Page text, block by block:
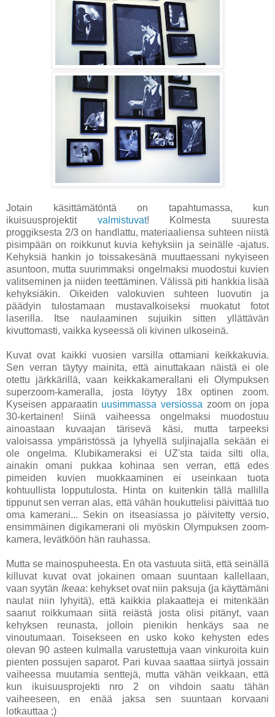
Jotain käsittämätöntä on tapahtumassa, kun
ikuisuusprojektit valmistuvat! Kolmesta suuresta
proggiksesta 2/3 on handlattu, materiaaliensa suhteen niistä
pisimpään on roikkunut kuvia kehyksiin ja seinälle -ajatus.
Kehyksiä hankin jo toissakesänä muuttaessani nykyiseen
asuntoon, mutta suurimmaksi ongelmaksi muodostui kuvien
valitseminen ja niiden teettäminen. Välissä piti hankkia lisää
kehyksiäkin. Oikeiden valokuvien suhteen luovutin ja
päädyin tulostamaan mustavalkoiseksi muokatut fotot
laserilla. Itse naulaaminen sujuikin sitten yllättävän
kivuttomasti, vaikka kyseessä oli kivinen ulkoseinä.
Kuvat ovat kaikki vuosien varsilla ottamiani keikkakuvia.
Sen verran täytyy mainita, että ainuttakaan näistä ei ole
otettu järkkärillä, vaan keikkakamerallani eli Olympuksen
superzoom-kameralla, josta löytyy 18x optinen zoom.
Kyseisen apparaatin uusimmassa versiossa zoom on jopa
30-kertainen! Siinä vaiheessa ongelmaksi muodostuu
ainoastaan kuvaajan tärisevä käsi, mutta tarpeeksi
valoisassa ympäristössä ja lyhyellä suljinajalla sekään ei
ole ongelma. Klubikameraksi ei UZ'sta taida silti olla,
ainakin omani pukkaa kohinaa sen verran, että edes
pimeiden kuvien muokkaaminen ei useinkaan tuota
kohtuullista lopputulosta. Hinta on kuitenkin tällä mallilla
tippunut sen verran alas, että vähän houkuttelisi päivittää tuo
oma kamerani... Sekin on itseasiassa jo päivitetty versio,
ensimmäinen digikamerani oli myöskin Olympuksen zoom-
kamera, levätköön hän rauhassa.
Mutta se mainospuheesta. En ota vastuuta siitä, että seinällä
killuvat kuvat ovat jokainen omaan suuntaan kallellaan,
vaan syytän Ikeaa: kehykset ovat niin paksuja (ja käyttämäni
naulat niin lyhyitä), että kaikkia plakaatteja ei mitenkään
saanut roikkumaan siitä reiästä josta olisi pitänyt, vaan
kehyksen reunasta, jolloin pienikin henkäys saa ne
vinoutumaan. Toisekseen en usko koko kehysten edes
olevan 90 asteen kulmalla varustettuja vaan vinkuroita kuin
pienten possujen saparot. Pari kuvaa saattaa siirtyä jossain
vaiheessa muutamia senttejä, mutta vähän veikkaan, että
kun ikuisuusprojekti nro 2 on vihdoin saatu tähän
vaiheeseen, en enää jaksa sen suuntaan korvaani
lotkauttaa ;)